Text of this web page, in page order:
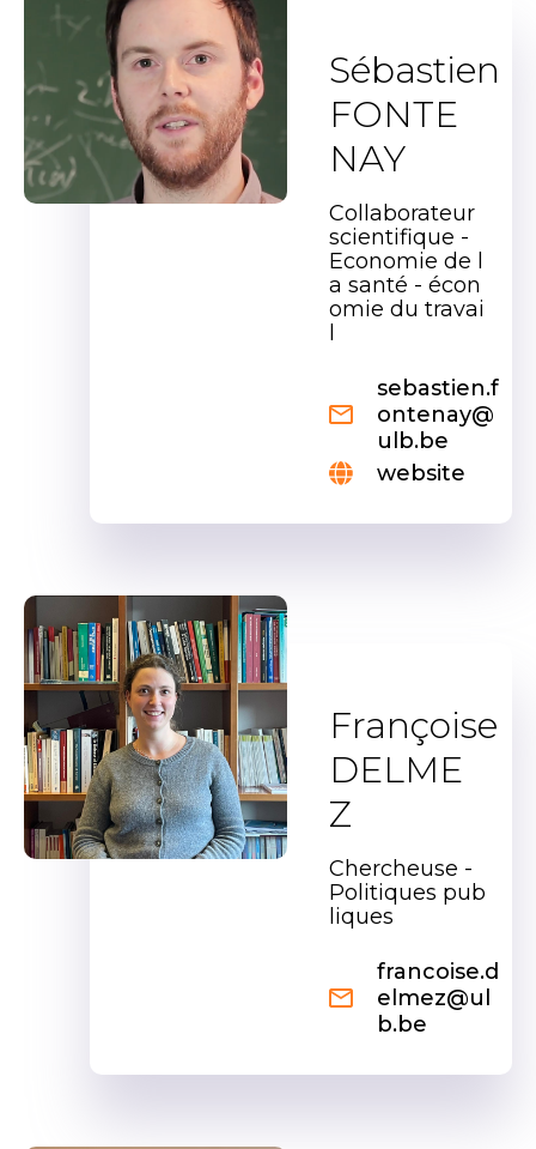
Sébastien
FONTE
NAY
Collaborateur
scientifique -
Economie de l
a santé - écon
omie du travai
sebastien.f
ontenay@
ulb.be
website
Françoise
DELME
Z
Chercheuse -
Politiques pub
liques
francoise.d
elmez@ul
b.be